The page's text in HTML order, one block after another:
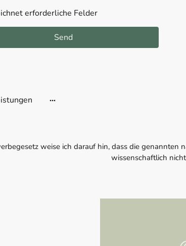
erforderliche Felder
Send
weise ich darauf hin, dass die
wissenschaftlich